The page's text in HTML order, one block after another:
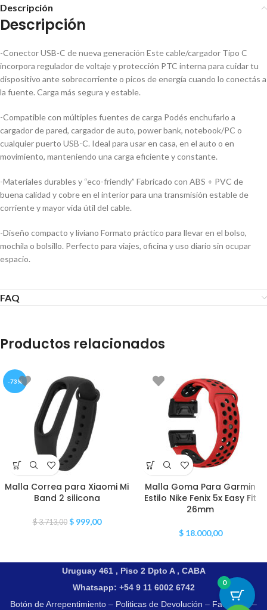
Descripción
Descripción
-Conector USB-C de nueva generación Este cable/cargador Tipo C
incorpora regulador de voltaje y protección PTC interna para cuidar tu
dispositivo ante sobrecorriente o picos de energía cuando lo conectás a
la fuente. Carga más segura y estable.
-Compatible con múltiples fuentes de carga Podés enchufarlo a
cargador de pared, cargador de auto, power bank, notebook/PC o
cualquier puerto USB-C. Ideal para usar en casa, en el auto o en
movimiento, manteniendo una carga eficiente y constante.
-Materiales durables y “eco-friendly” Fabricado con ABS + PVC de
buena calidad y cobre en el interior para una transmisión estable de
corriente y mayor vida útil del cable.
-Diseño compacto y liviano Formato práctico para llevar en el bolso,
mochila o bolsillo. Perfecto para viajes, oficina y uso diario sin ocupar
espacio.
FAQ
Productos relacionados
-73%
Malla Correa para Xiaomi Mi
Band 2 silicona
$3.713,00 $999,00
Malla Goma Para Garmin
Estilo Nike Fenix 5x Easy Fit
26mm
$18.000,00
Uruguay 461 , Piso 2 Dpto A , CABA
Whatsapp: +54 9 11 6002 6742
Botón de Arrepentimiento – Politicas de Devolución – Facebook –
0